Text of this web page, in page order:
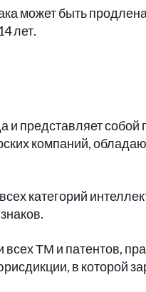
может быть
лет.
и представляет собой
компаний,
категорий
ТМ и патентов,
в которой